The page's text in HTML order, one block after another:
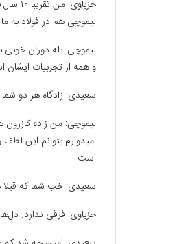
لیموچی هم در فولاد به
لیموچی: بله دوران
و همه از تجربیات ایشان
سعیدی: زادگاه هر دو
لیموچی: من زاده
است.
سعیدی: خب شما که قبلا
حزباوی: فرقی ندارد.